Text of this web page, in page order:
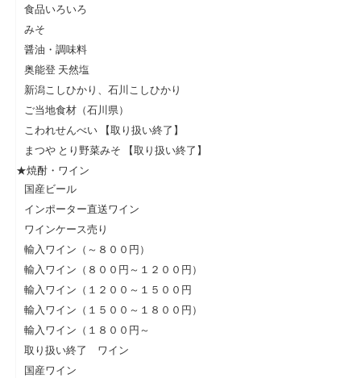
食品いろいろ
みそ
醤油・調味料
奥能登 天然塩
新潟こしひかり、石川こしひかり
ご当地食材（石川県）
こわれせんべい 【取り扱い終了】
まつや とり野菜みそ 【取り扱い終了】
★焼酎・ワイン
国産ビール
インポーター直送ワイン
ワインケース売り
輸入ワイン（～８００円）
輸入ワイン（８００円～１２００円）
輸入ワイン（１２００～１５００円
輸入ワイン（１５００～１８００円）
輸入ワイン（１８００円～
取り扱い終了 ワイン
国産ワイン